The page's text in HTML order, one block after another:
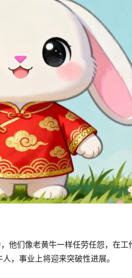
他们像老黄牛一样任劳任怨，在
，事业上将迎来突破性进展。